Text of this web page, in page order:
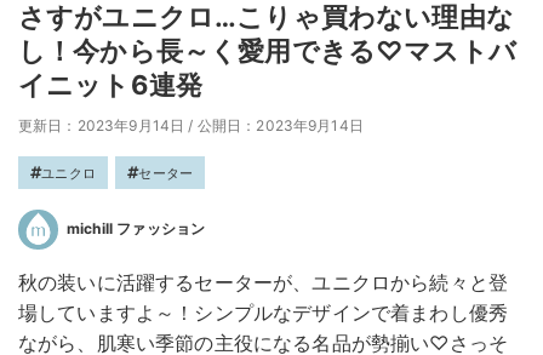
さすがユニクロ…こりゃ買わない理由な
し！今から長～く愛用できる♡マストバ
イニット6連発
更新日：2023年9月14日 / 公開日：2023年9月14日
ユニクロ セーター
michill ファッション
秋の装いに活躍するセーターが、ユニクロから続々と登
場していますよ～！シンプルなデザインで着まわし優秀
ながら、肌寒い季節の主役になる名品が勢揃い♡さっそ